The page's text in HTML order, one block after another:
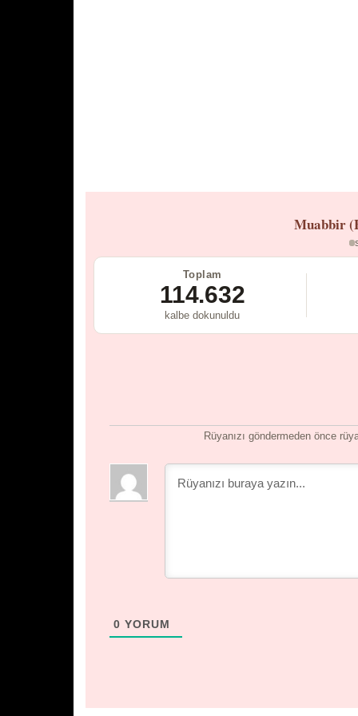
Muabbir
Toplam
114.632
kalbe dokunuldu
Rüyanızı göndermeden önce
0 YORUM